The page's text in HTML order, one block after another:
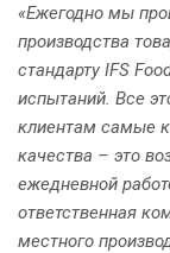
«Ежегодно мы
производства
стандарту IFS
испытаний. Все
клиентам самые
качества – это
ежедневной
ответственная
местного